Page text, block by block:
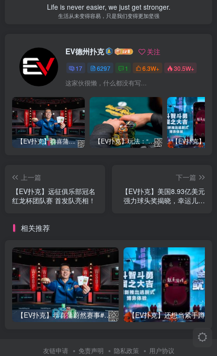
Life is never easier, we just get stronger.
生活从未变得容易，只是我们变得更加坚强
EV德州扑克 关注
17 6297 1 6.3W+ 30.5W+
这家伙很懒，什么都没有写...
【EV扑克】恭喜蒲蔚然赛事#65夺冠，收获国人2023WSOP第六条金手链，奖金93万刀！ 【EV扑克】玩法：“松弱鱼/松凶鱼打法”的基本攻略
上一篇
【EV扑克】远征俱乐部冠名
红龙杯团队赛 首发队亮相！
下一篇
【EV扑克】美国8.93亿美元
强力球头奖揭晓，幸运儿选
相关推荐
【EV扑克】恭喜蒲蔚然赛事#65夺冠，收获国人2023WSOP第六条金手链，奖金93万刀！
友链申请 免责声明 隐私政策 用户协议